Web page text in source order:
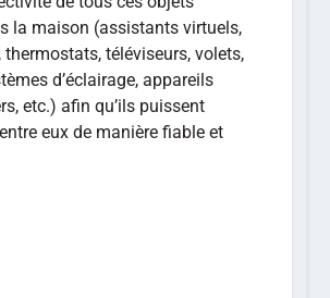
la maison (assistants virtuels,
thermostats, téléviseurs, volets,
d’éclairage, appareils
etc.) afin qu’ils puissent
eux de manière fiable et